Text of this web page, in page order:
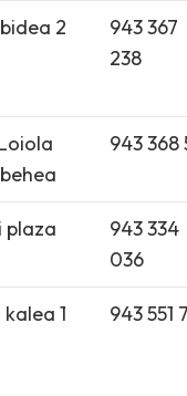
2
943 367
238
943 368
plaza
943 334
036
1 943 551